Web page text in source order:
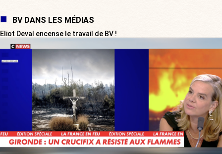
BV DANS LES MÉDIAS
Eliot Deval encense le travail de BV !